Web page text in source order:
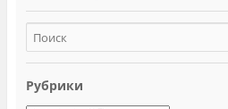
Рубрики